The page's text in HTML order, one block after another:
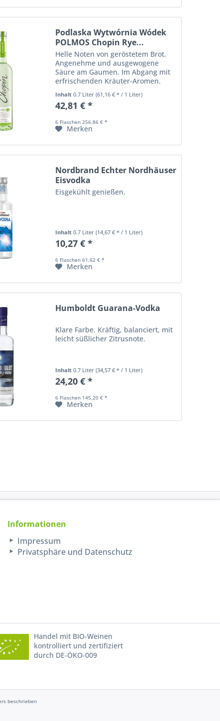
Podlaska Wytwórnia Wódek
POLMOS Chopin Rye...
Helle Noten von geröstetem Brot.
Angenehme und ausgewogene
Säure am Gaumen. Im Abgang mit
erfrischenden Kräuter-Aromen.
Inhalt 0.7 Liter (61,16 € * / 1 Liter)
42,81 € *
6 Flaschen 256,86 € *
Merken
Nordbrand Echter Nordhäuser
Eisvodka
Eisgekühlt genießen.
Inhalt 0.7 Liter (14,67 € * / 1 Liter)
10,27 € *
6 Flaschen 61,62 € *
Merken
Humboldt Guarana-Vodka
Klare Farbe. Kräftig, balanciert, mit
leicht süßlicher Zitrusnote.
Inhalt 0.7 Liter (34,57 € * / 1 Liter)
24,20 € *
6 Flaschen 145,20 € *
Merken
Informationen
Impressum
Privatsphäre und Datenschutz
Handel mit BIO-Weinen
kontrolliert und zertifiziert
durch DE-ÖKO-009
beschrieben